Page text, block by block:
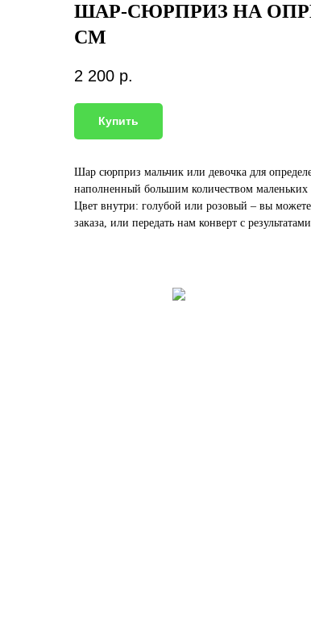
ШАР-СЮРПРИЗ НА
СМ
2 200 р.
Купить
Шар сюрприз мальчик или девочка для
наполненный большим количеством
Цвет внутри: голубой или розовый – вы
заказа, или передать нам конверт с